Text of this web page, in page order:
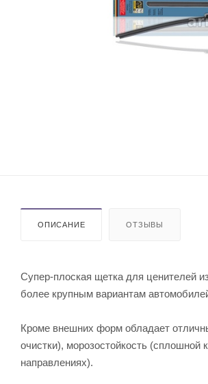
ОПИСАНИЕ ОТЗЫВЫ
Супер-плоская щетка для ценителей
более крупным вариантам
Кроме внешних форм обладает
очистки), морозостойкость (сплошной
направлениях).